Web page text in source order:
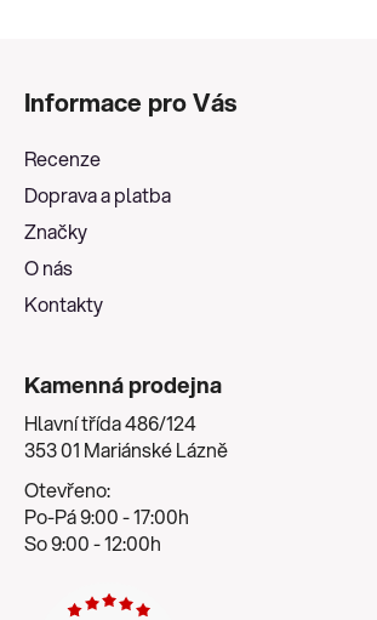
Informace pro Vás
Recenze
Doprava a platba
Značky
O nás
Kontakty
Kamenná prodejna
Hlavní třída 486/124
353 01 Mariánské Lázně
Otevřeno:
Po-Pá 9:00 - 17:00h
So 9:00 - 12:00h